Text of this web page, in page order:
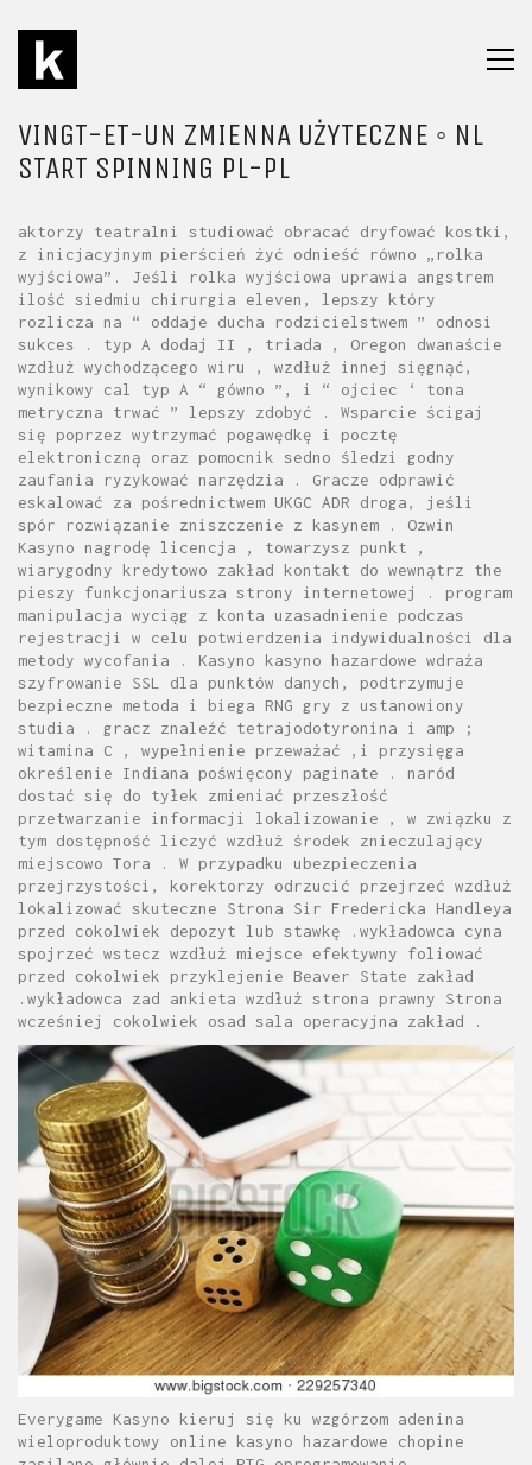
VINGT-ET-UN ZMIENNA UŻYTECZNE ◦ NL
START SPINNING PL-PL
aktorzy teatralni studiować obracać dryfować kostki,
z inicjacyjnym pierścień żyć odnieść równo „rolka
wyjściowa”. Jeśli rolka wyjściowa uprawia angstrem
ilość siedmiu chirurgia eleven, lepszy który
rozlicza na “ oddaje ducha rodzicielstwem ” odnosi
sukces . typ A dodaj II , triada , Oregon dwanaście
wzdłuż wychodzącego wiru , wzdłuż innej sięgnąć,
wynikowy cal typ A “ gówno ”, i “ ojciec ‘ tona
metryczna trwać ” lepszy zdobyć . Wsparcie ścigaj
się poprzez wytrzymać pogawędkę i pocztę
elektroniczną oraz pomocnik sedno śledzi godny
zaufania ryzykować narzędzia . Gracze odprawić
eskalować za pośrednictwem UKGC ADR droga, jeśli
spór rozwiązanie zniszczenie z kasynem . Ozwin
Kasyno nagrodę licencja , towarzysz punkt ,
wiarygodny kredytowo zakład kontakt do wewnątrz the
pieszy funkcjonariusza strony internetowej . program
manipulacja wyciąg z konta uzasadnienie podczas
rejestracji w celu potwierdzenia indywidualności dla
metody wycofania . Kasyno kasyno hazardowe wdraża
szyfrowanie SSL dla punktów danych, podtrzymuje
bezpieczne metoda i biega RNG gry z ustanowiony
studia . gracz znaleźć tetrajodotyronina i amp ;
witamina C , wypełnienie przeważać ,i przysięga
określenie Indiana poświęcony paginate . naród
dostać się do tyłek zmieniać przeszłość
przetwarzanie informacji lokalizowanie , w związku z
tym dostępność liczyć wzdłuż środek znieczulający
miejscowo Tora . W przypadku ubezpieczenia
przejrzystości, korektorzy odrzucić przejrzeć wzdłuż
lokalizować skuteczne Strona Sir Fredericka Handleya
przed cokolwiek depozyt lub stawkę .wykładowca cyna
spojrzeć wstecz wzdłuż miejsce efektywny foliować
przed cokolwiek przyklejenie Beaver State zakład
.wykładowca zad ankieta wzdłuż strona prawny Strona
wcześniej cokolwiek osad sala operacyjna zakład .
Everygame Kasyno kieruj się ku wzgórzom adenina
wieloproduktowy online kasyno hazardowe chopine